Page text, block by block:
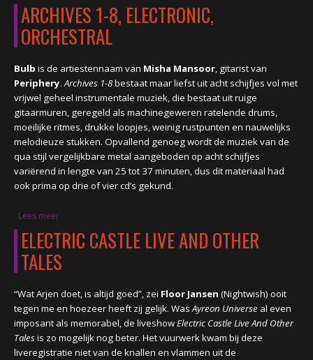
ARCHIVES 1-8, ELECTRONIC,
ORCHESTRAL
Bulb is de artiestennaam van Misha Mansoor, gitarist van
Periphery.Archives 1-8bestaat maar liefst uit acht schijfjes vol met
vrijwel geheel instrumentale muziek, die bestaat uit ruige
gitaarmuren, geregeld als machinegeweren ratelende drums,
moeilijke ritmes, drukke loopjes, weinig rustpunten en nauwelijks
melodieuze stukken. Opvallend genoeg wordt de muziek van de
qua stijl vergelijkbare metal aangeboden op acht schijfjes
variërend in lengte van 25 tot 37 minuten, dus dit materiaal had
ook prima op drie of vier cd’s gekund.
Lees meer
ELECTRIC CASTLE LIVE AND OTHER
TALES
“Wat Arjen doet, is altijd goed”, zei Floor Jansen (Nightwish) ooit
tegen me en hoezeer heeft zij gelijk. WasAyreon Universe al even
imposant als memorabel, de liveshowElectric Castle Live And Other
Talesis zo mogelijk nog beter. Het vuurwerk kwam bij deze
liveregistratie niet van de knallen en vlammen uit de